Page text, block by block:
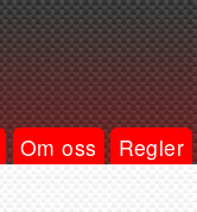
Om oss Regler